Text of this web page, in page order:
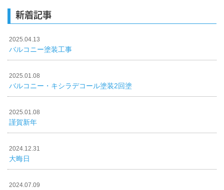
新着記事
2025.04.13
バルコニー塗装工事
2025.01.08
バルコニー・キシラデコール塗装2回塗
2025.01.08
謹賀新年
2024.12.31
大晦日
2024.07.09